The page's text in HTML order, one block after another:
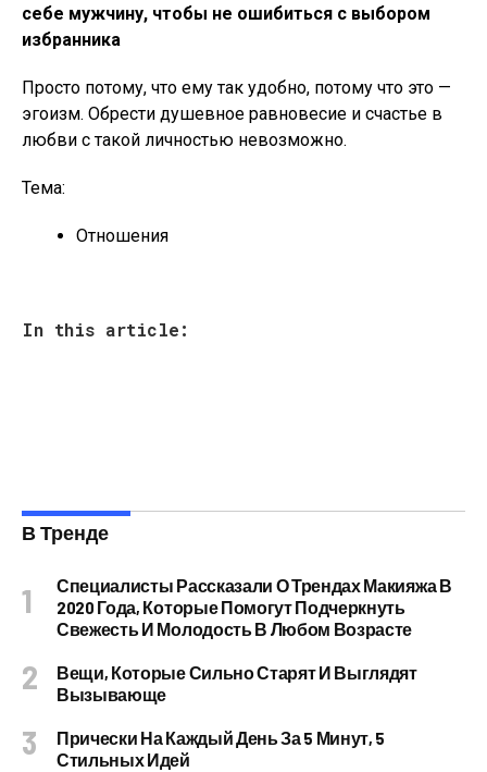
себе мужчину, чтобы не ошибиться с выбором
избранника
Просто потому, что ему так удобно, потому что это —
эгоизм. Обрести душевное равновесие и счастье в
любви с такой личностью невозможно.
Тема:
Отношения
In this article:
В Тренде
Специалисты Рассказали О Трендах Макияжа В
2020 Года, Которые Помогут Подчеркнуть
Свежесть И Молодость В Любом Возрасте
Вещи, Которые Сильно Старят И Выглядят
Вызывающе
Прически На Каждый День За 5 Минут, 5
Стильных Идей